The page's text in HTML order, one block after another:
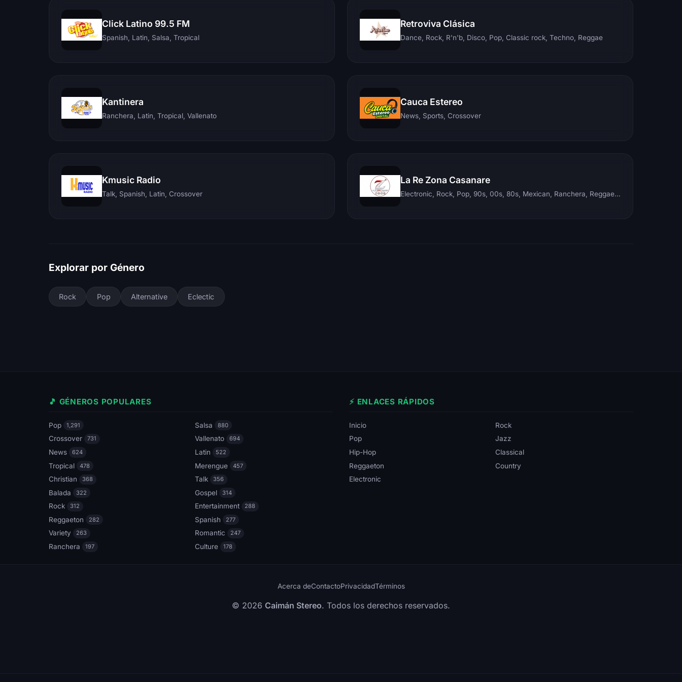
Click Latino 99.5 FM
Spanish, Latin, Salsa, Tropical
Retroviva Clásica
Dance, Rock, R'n'b, Disco, Pop, Classic rock, Techno, Reggae
Kantinera
Ranchera, Latin, Tropical, Vallenato
Cauca Estereo
News, Sports, Crossover
Kmusic Radio
Talk, Spanish, Latin, Crossover
La Re Zona Casanare
Electronic, Rock, Pop, 90s, 00s, 80s, Mexican, Ranchera, Reggaeton, Instrumental, Salsa, Merengue, Tropical, Romantic, Vallenato, Llanera
Explorar por Género
Rock Pop Alternative Eclectic
🎵 GÉNEROS POPULARES
Pop 1,291 Salsa 880
Crossover 731 Vallenato 694
News 624 Latin 522
Tropical 478 Merengue 457
Christian 368 Talk 356
Balada 322 Gospel 314
Rock 312 Entertainment 288
Reggaeton 282 Spanish 277
Variety 263 Romantic 247
Ranchera 197 Culture 178
⚡ ENLACES RÁPIDOS
Inicio
Rock
Pop
Jazz
Hip-Hop
Classical
Reggaeton
Country
Electronic
Acerca deContactoPrivacidadTérminos
© 2026 Caimán Stereo. Todos los derechos reservados.